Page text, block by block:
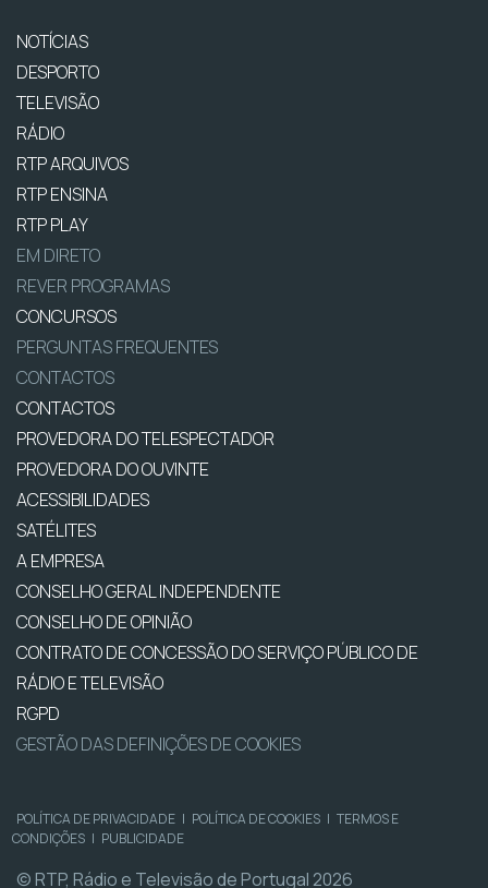
NOTÍCIAS
DESPORTO
TELEVISÃO
RÁDIO
RTP ARQUIVOS
RTP ENSINA
RTP PLAY
EM DIRETO
REVER PROGRAMAS
CONCURSOS
PERGUNTAS FREQUENTES
CONTACTOS
CONTACTOS
PROVEDORA DO TELESPECTADOR
PROVEDORA DO OUVINTE
ACESSIBILIDADES
SATÉLITES
A EMPRESA
CONSELHO GERAL INDEPENDENTE
CONSELHO DE OPINIÃO
CONTRATO DE CONCESSÃO DO SERVIÇO PÚBLICO DE
RÁDIO E TELEVISÃO
RGPD
GESTÃO DAS DEFINIÇÕES DE COOKIES
POLÍTICA DE PRIVACIDADE | POLÍTICA DE COOKIES | TERMOS E
CONDIÇÕES | PUBLICIDADE
© RTP, Rádio e Televisão de Portugal 2026